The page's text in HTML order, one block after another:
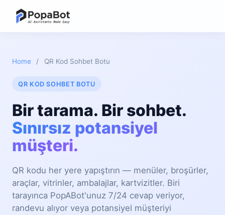
Home / QR Kod Sohbet Botu
QR KOD SOHBET BOTU
Bir tarama. Bir sohbet.
Sınırsız potansiyel
müşteri.
QR kodu her yere yapıştırın — menüler, broşürler,
araçlar, vitrinler, ambalajlar, kartvizitler. Biri
tarayınca PopABot'unuz 7/24 cevap veriyor,
randevu alıyor veya potansiyel müşteriyi